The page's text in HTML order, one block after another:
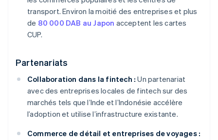
transport. Environ la moitié des entreprises et plus
de 80 000 DAB au Japon acceptent les cartes
CUP.
Partenariats
Collaboration dans la fintech : Un partenariat
avec des entreprises locales de fintech sur des
marchés tels que l’Inde et l’Indonésie accélère
l’adoption et utilise l’infrastructure existante.
Commerce de détail et entreprises de voyages :